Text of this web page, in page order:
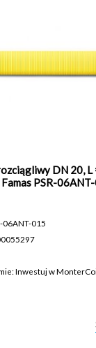
DN 20, L
PSR-
06ANT-015
Inwestuj w